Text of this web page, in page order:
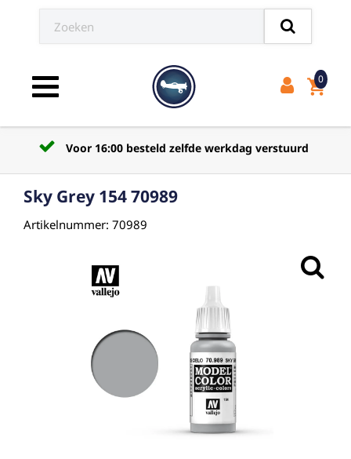
Toggle navigation shopping_cart
0
Voor 16:00 besteld zelfde werkdag verstuurd
Sky Grey 154 70989
Artikelnummer: 70989